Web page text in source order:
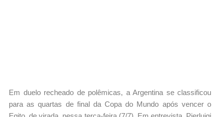
Em duelo recheado de polêmicas, a Argentina se classificou
para as quartas de final da Copa do Mundo após vencer o